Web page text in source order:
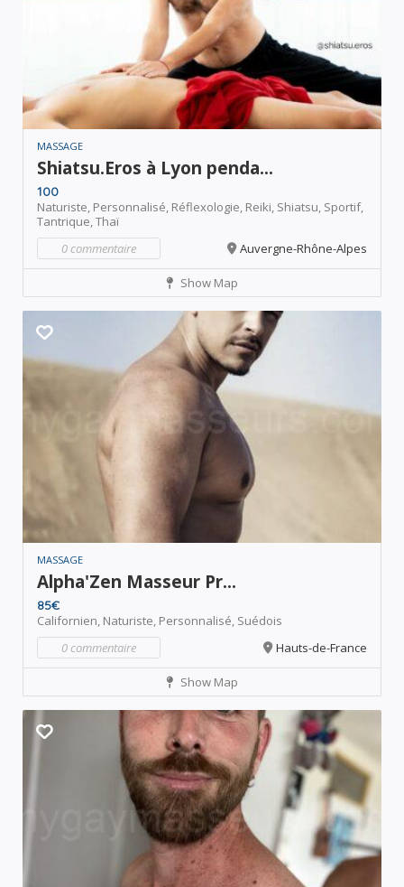
MASSAGE
Shiatsu.Eros à Lyon penda...
100
Naturiste, Personnalisé, Réflexologie, Reiki, Shiatsu, Sportif,
Tantrique,Thaï
0 commentaire
Auvergne-Rhône-Alpes
Show Map
MASSAGE
Alpha'Zen Masseur Pr...
85€
Californien, Naturiste, Personnalisé, Suédois
0 commentaire
Hauts-de-France
Show Map